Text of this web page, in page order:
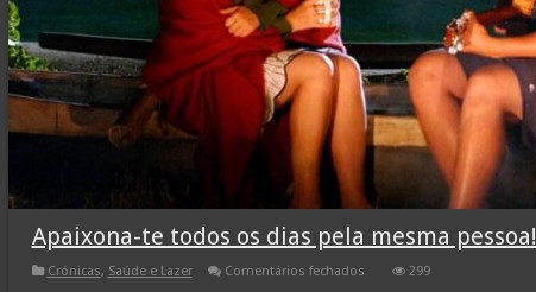
Apaixona-te todos os dias pela mesma pessoa!
Crónicas, Saúde e Lazer Comentários fechadosem
299